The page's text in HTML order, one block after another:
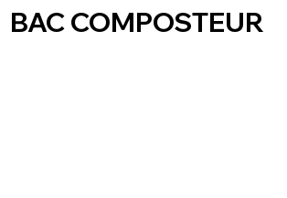
BAC COMPOSTEUR